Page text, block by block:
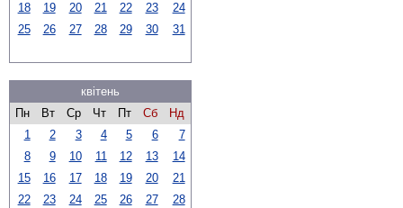
18
19 20 21 22 23
24
25
26 27 28 29 30 31
квітень
Пн
Вт Ср Чт Пт Сб
Нд
1
2 3 4 5 6
7
8
9 10 11 12 13
14
15
16 17 18 19 20
21
22
23 24 25 26 27
28